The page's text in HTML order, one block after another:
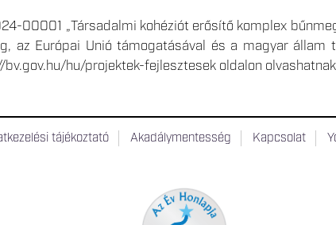
00001 „Társadalmi kohéziót erősítő komplex
az Európai Unió támogatásával és a magyar állam
hu/projektek-fejlesztesek oldalon
tájékoztató Akadálymentesség Kapcsolat